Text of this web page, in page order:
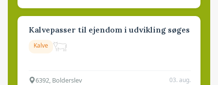
Kalvepasser til ejendom i udvikling søges
Kalve
6392, Bolderslev 03. aug.